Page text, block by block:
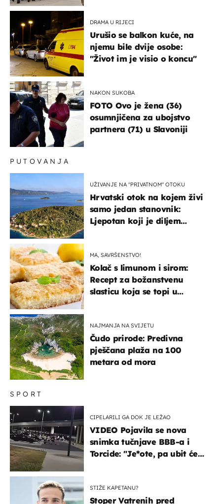
DRAMA U RIJECI
Urušio se balkon kuće, na
njemu bile dvije osobe:
"Život im je visio o koncu"
NAKON SUKOBA
FOTO Ovo je žena (36)
osumnjičena za ubojstvo
partnera (71) u Slavoniji
SPORT
CIPELARILI GA DOK JE LEŽAO
VIDEO Pojavila se nova
snimka tučnjave BBB-a i
Torcide: "Je*ote, pa ubit će
STIŽE KAPETANU?
Stoper Vatrenih pred
PUTOVANJA
UŽIVANJE NA "PRIVATNOM" OTOKU
Hrvatski otok na kojem živi
samo jedan stanovnik:
Ljepotan koji je diljem
MA, SAVRŠENSTVO!
Kolač s limunom i sirom:
Recept za božanstvenu
slasticu koja se topi u
NAJMANJA NA SVIJETU
Čudo prirode: Predivna
pješčana plaža na 100
metara od mora